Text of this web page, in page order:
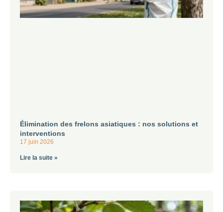
Élimination des frelons asiatiques : nos solutions et
interventions
17 juin 2026
Lire la suite »